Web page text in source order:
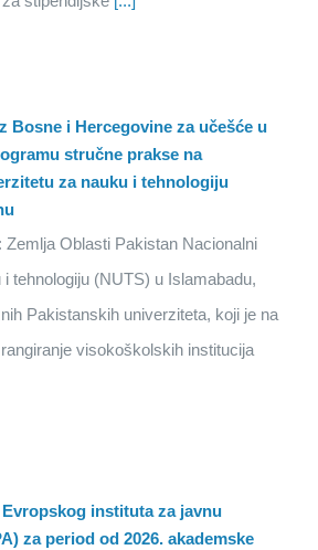
Bosne i Hercegovine za učešće u
stručne prakse na
za nauku i tehnologiju
Zemlja Oblasti Pakistan Nacionalni
tehnologiju (NUTS) u Islamabadu,
Pakistanskih univerziteta, koji je na
visokoškolskih institucija
instituta za javnu
za period od 2026. akademske